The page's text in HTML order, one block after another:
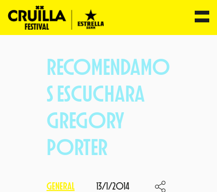
RECOMENDAMO
S ESCUCHARA
GREGORY
PORTER
GENERAL 13/1/2014